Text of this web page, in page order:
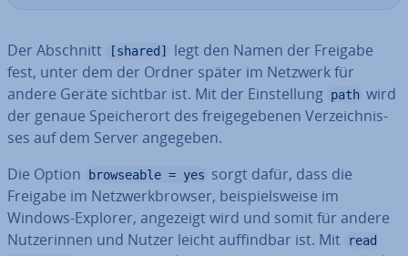
Der Abschnitt [shared]
legt den Namen der Freigabe
fest, unter dem der Ordner später im Netzwerk für
andere Geräte sichtbar ist. Mit der Ein­stel­lung path wird
der genaue Spei­cher­ort des frei­ge­ge­be­nen Ver­zeich­nis­
ses auf dem Server angegeben.
Die Option
browseable = yes sorgt dafür, dass die
Freigabe im Netz­werk­brow­ser, bei­spiels­wei­se im
Windows-Explorer, angezeigt wird und somit für andere
Nut­ze­rin­nen und Nutzer leicht auf­find­bar ist. Mit
read